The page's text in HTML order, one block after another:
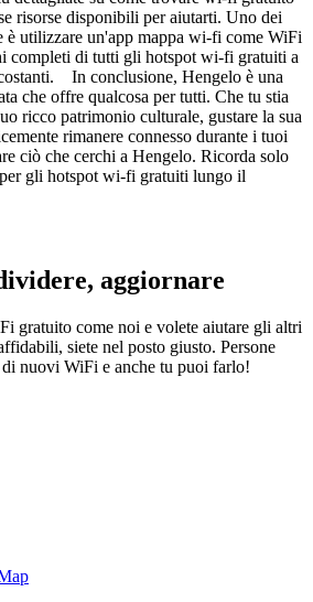
risorse disponibili per aiutarti. Uno dei
utilizzare un'app mappa wi-fi come WiFi
completi di tutti gli hotspot wi-fi gratuiti a
In conclusione, Hengelo è una
che offre qualcosa per tutti. Che tu stia
ricco patrimonio culturale, gustare la sua
rimanere connesso durante i tuoi
ciò che cerchi a Hengelo. Ricorda solo
gli hotspot wi-fi gratuiti lungo il
aggiornare
gratuito come noi e volete aiutare gli altri
siete nel posto giusto. Persone
nuovi WiFi e anche tu puoi farlo!